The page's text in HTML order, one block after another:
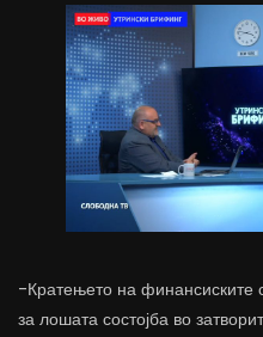
-Кратењето на финансиските
за лошата состојба во